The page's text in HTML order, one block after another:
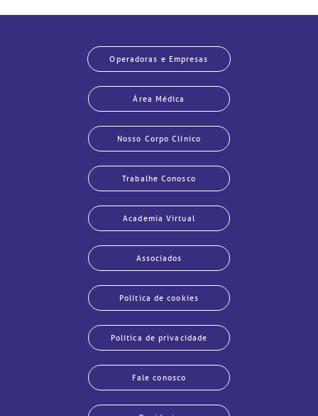
Operadoras e Empresas
Área Médica
Nosso Corpo Clínico
Trabalhe Conosco
Academia Virtual
Associados
Política de cookies
Política de privacidade
Fale conosco